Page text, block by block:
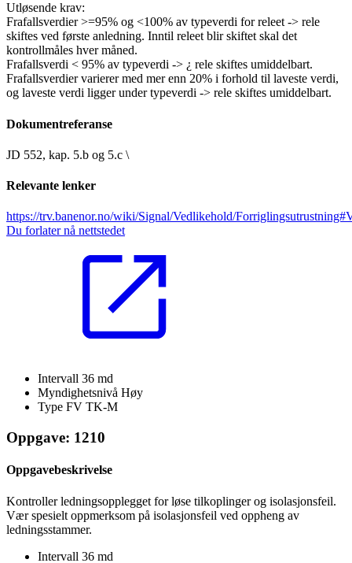
Utløsende krav:
Frafallsverdier >=95% og <100% av typeverdi for releet -> rele
skiftes ved første anledning. Inntil releet blir skiftet skal det
kontrollmåles hver måned.
Frafallsverdi < 95% av typeverdi -> ¿ rele skiftes umiddelbart.
Frafallsverdier varierer med mer enn 20% i forhold til laveste verdi,
og laveste verdi ligger under typeverdi -> rele skiftes umiddelbart.
Dokumentreferanse
JD 552, kap. 5.b og 5.c \
Relevante lenker
https://trv.banenor.no/wiki/Signal/Vedlikehold/
Du forlater nå nettstedet
Intervall 36 md
Myndighetsnivå Høy
Type FV TK-M
Oppgave: 1210
Oppgavebeskrivelse
Kontroller ledningsopplegget for løse tilkoplinger og isolasjonsfeil.
Vær spesielt oppmerksom på isolasjonsfeil ved oppheng av
ledningsstammer.
Intervall 36 md